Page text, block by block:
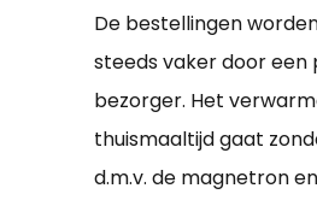
De bestellingen
steeds vaker door een
bezorger. Het
thuismaaltijd gaat
d.m.v. de magnetron